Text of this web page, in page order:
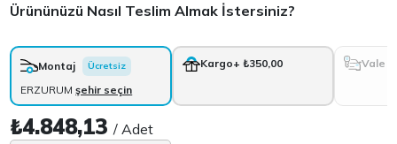
Ürününüzü Nasıl Teslim Almak İstersiniz?
Montaj Ücretsiz
ERZURUMşehir seçin
Kargo+ ₺350,00 Vale
₺4.848,13/ Adet